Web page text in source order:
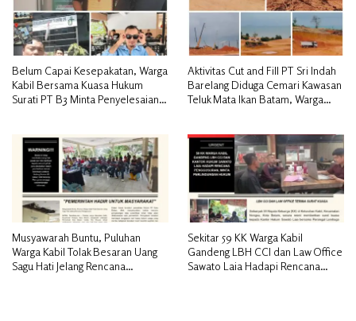
Belum Capai Kesepakatan, Warga
Kabil Bersama Kuasa Hukum
Surati PT B3 Minta Penyelesaian
Aktivitas Cut and Fill PT Sri Indah
Barelang Diduga Cemari Kawasan
Teluk Mata Ikan Batam, Warga
Musyawarah Buntu, Puluhan
Warga Kabil Tolak Besaran Uang
Sagu Hati Jelang Rencana
Sekitar 59 KK Warga Kabil
Gandeng LBH CCI dan Law Office
Sawato Laia Hadapi Rencana